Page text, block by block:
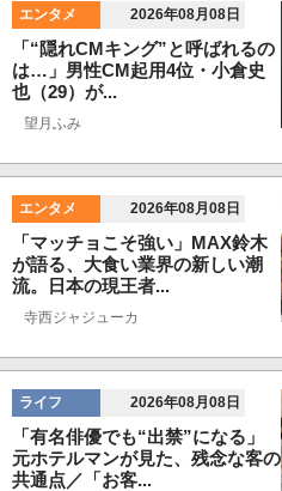
エンタメ 2026年08月08日
「“隠れCMキング”と呼ばれるの
は…」男性CM起用4位・小倉史
也（29）が...
望月ふみ
エンタメ 2026年08月08日
「マッチョこそ強い」MAX鈴木
が語る、大食い業界の新しい潮
流。日本の現王者...
寺西ジャジューカ
ライフ 2026年08月08日
「有名俳優でも“出禁”になる」
元ホテルマンが見た、残念な客の
共通点／「お客...